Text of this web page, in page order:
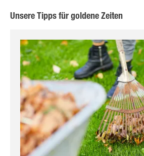
Unsere Tipps für goldene Zeiten